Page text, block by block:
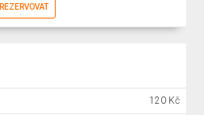
REZERVOVAT
120 Kč